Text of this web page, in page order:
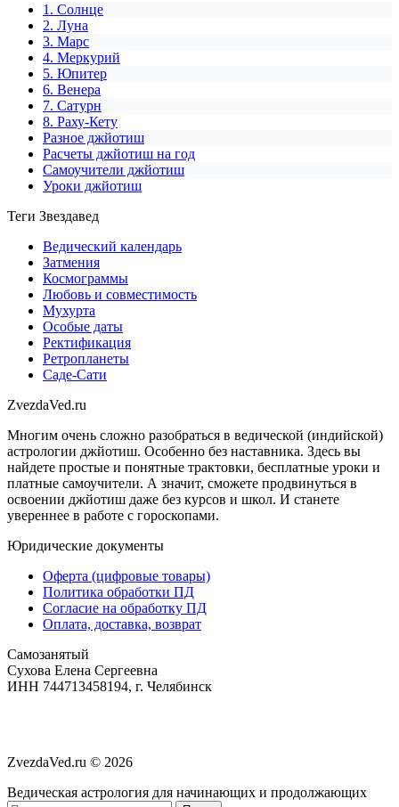
1. Солнце
2. Луна
3. Марс
4. Меркурий
5. Юпитер
6. Венера
7. Сатурн
8. Раху-Кету
Разное джйотиш
Расчеты джйотиш на год
Самоучители джйотиш
Уроки джйотиш
Теги Звездавед
Ведический календарь
Затмения
Космограммы
Любовь и совместимость
Мухурта
Особые даты
Ректификация
Ретропланеты
Саде-Сати
ZvezdaVed.ru
Многим очень сложно разобраться в ведической (индийской)
астрологии джйотиш. Особенно без наставника. Здесь вы
найдете простые и понятные трактовки, бесплатные уроки и
платные самоучители. А значит, сможете продвинуться в
освоении джйотиш даже без курсов и школ. И станете
увереннее в работе с гороскопами.
Юридические документы
Оферта (цифровые товары)
Политика обработки ПД
Согласие на обработку ПД
Оплата, доставка, возврат
Самозанятый
‌Сухова Елена Сергеевна
‌ИНН 744713458194, г. Челябинск
ZvezdaVed.ru © 2026
Ведическая астрология для начинающих и продолжающих